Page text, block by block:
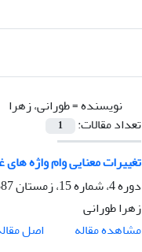
نویسنده =طورانی، زهرا
تعداد مقالات:
1
تغییرات معنایی وام واژه
دوره 4، شماره 15، زمستان 1387، صفحه
زهرا طورانی
مشاهده مقاله
اصل